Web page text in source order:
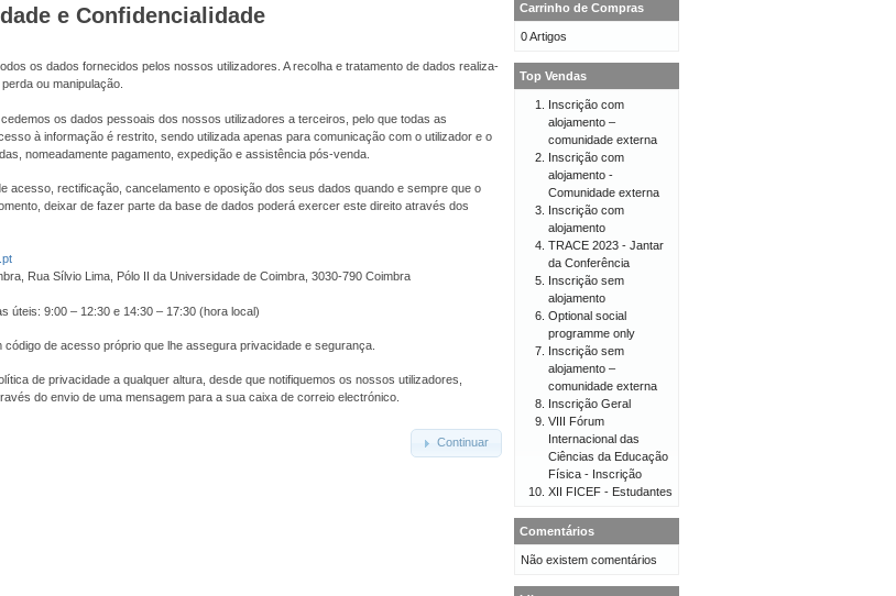
e Confidencialidade
os dados fornecidos pelos nossos utilizadores. A recolha e tratamento de dados realiza-
ou manipulação.
os dados pessoais dos nossos utilizadores a terceiros, pelo que todas as
à informação é restrito, sendo utilizada apenas para comunicação com o utilizador e o
nomeadamente pagamento, expedição e assistência pós-venda.
acesso, rectificação, cancelamento e oposição dos seus dados quando e sempre que o
deixar de fazer parte da base de dados poderá exercer este direito através dos
Rua Sílvio Lima, Pólo II da Universidade de Coimbra, 3030-790 Coimbra
úteis: 9:00 – 12:30 e 14:30 – 17:30 (hora local)
de acesso próprio que lhe assegura privacidade e segurança.
de privacidade a qualquer altura, desde que notifiquemos os nossos utilizadores,
do envio de uma mensagem para a sua caixa de correio electrónico.
Continuar
Carrinho de Compras
0 Artigos
Top Vendas
Inscrição com
alojamento –
comunidade externa
Inscrição com
alojamento -
Comunidade externa
Inscrição com
alojamento
TRACE 2023 - Jantar
da Conferência
Inscrição sem
alojamento
Optional social
programme only
Inscrição sem
alojamento –
comunidade externa
Inscrição Geral
VIII Fórum
Internacional das
Ciências da Educação
Física - Inscrição
XII FICEF - Estudantes
Comentários
Não existem comentários